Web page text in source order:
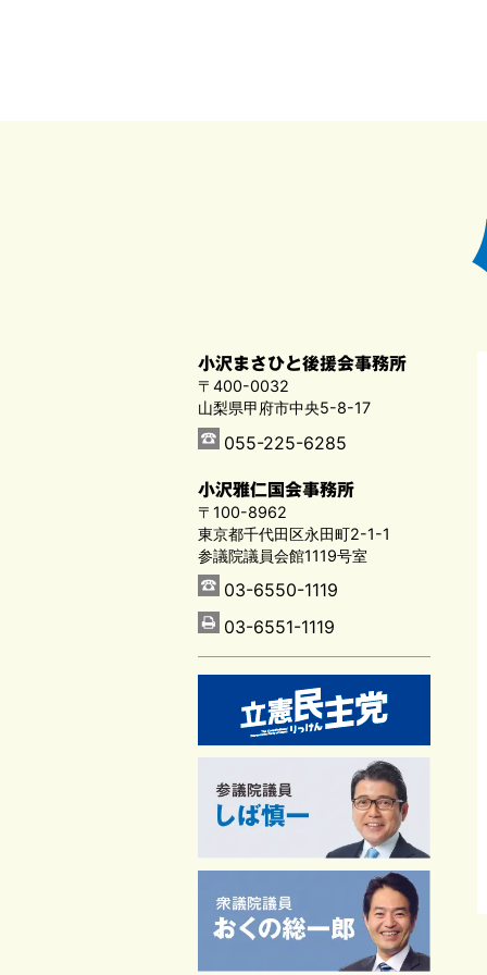
小沢まさひと後援会事務所
〒400-0032
山梨県甲府市中央5-8-17
055-225-6285
小沢雅仁国会事務所
〒100-8962
東京都千代田区永田町2-1-1
参議院議員会館1119号室
03-6550-1119
03-6551-1119